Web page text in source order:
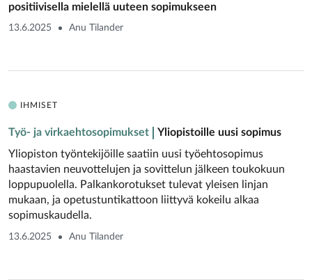
positiivisella ­mielellä uuteen sopimukseen
13.6.2025 Anu Tilander
IHMISET
Työ- ja virkaehtosopimukset
Yliopistoille uusi sopimus
Yliopiston työntekijöille saatiin uusi työehtosopimus
haastavien neuvottelujen ja sovittelun jälkeen toukokuun
loppupuolella. Palkankorotukset tulevat yleisen linjan
mukaan, ja opetustuntikattoon liittyvä kokeilu alkaa
sopimuskaudella.
13.6.2025 Anu Tilander